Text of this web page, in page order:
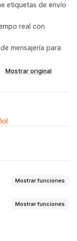
etiquetas de envío
real con
mensajería para
Mostrar original
Mostrar funciones
Mostrar funciones